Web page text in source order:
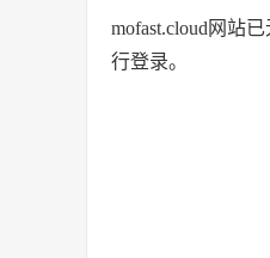
mofast.cloud网站
行登录。